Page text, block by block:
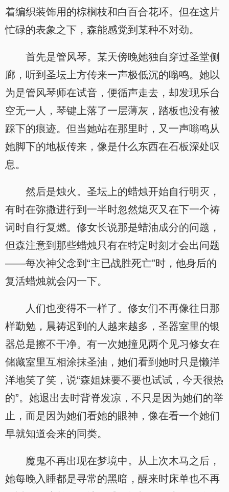
着编织装饰用的棕榈枝和白百合花环。但在这片
忙碌的表象之下，森能感觉到某种不对劲。
首先是管风琴。某天傍晚她独自穿过圣堂侧
廊，听到圣坛上方传来一声极低沉的嗡鸣。她以
为是管风琴师在试音，便循声走去，却发现乐台
空无一人，琴键上落了一层薄灰，踏板也没有被
踩下的痕迹。但当她站在那里时，又一声嗡鸣从
她脚下的地板传来，像是什么东西在石板深处叹
息。
然后是烛火。圣坛上的蜡烛开始自行明灭，
有时在弥撒进行到一半时忽然熄灭又在下一个祷
词时自行复燃。修女长说那是蜡油成分的问题，
但森注意到那些蜡烛只有在特定时刻才会出问题
——每次神父念到“主已战胜死亡”时，他身后的
复活蜡烛就会闪一下。
人们也变得不一样了。修女们不再像往日那
样勤勉，晨祷迟到的人越来越多，圣器室里的银
器总是擦不干净。有一次她撞见两个见习修女在
储藏室里互相涂抹圣油，她们看到她时只是懒洋
洋地笑了笑，说“森姐妹要不要也试试，今天很热
的”。她退出去时背脊发凉，不只是因为她们的举
止，而是因为她们看她的眼神，像在看一个她们
早就知道会来的同类。
魔鬼不再出现在梦境中。从上次木马之后，
她每晚入睡都是寻常的黑暗，醒来时床单也不再